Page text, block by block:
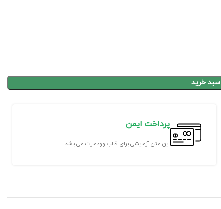
سبد خرید
پرداخت ایمن
این متن آزمایشی برای قالب وودمارت می باشد